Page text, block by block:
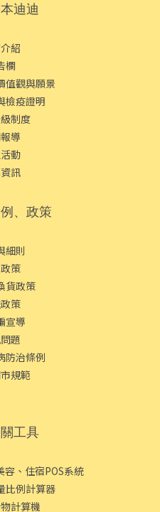
迪迪
紹
欄
值觀與願景
檢疫證明
制度
導
動
訊
、政策
細則
策
貨政策
策
宣導
題
防治條例
規範
工具
、住宿POS系統
比例計算器
計算機